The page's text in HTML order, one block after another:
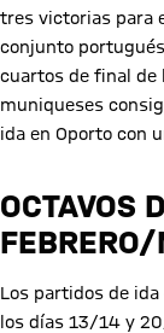
tres victorias para
conjunto
cuartos de final de
muniqueses
ida en Oporto con
OCTAVOS
Los partidos de
los días 13/14 y